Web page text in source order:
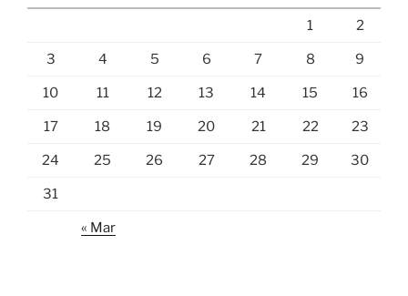
1 2
3 4 5 6 7 8 9
10 11 12 13 14 15 16
17 18 19 20 21 22 23
24 25 26 27 28 29 30
31
« Mar